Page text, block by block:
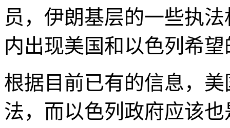
员，伊朗基层的一些执
内出现美国和以色列希
根据目前已有的信息，
法，而以色列政府应该